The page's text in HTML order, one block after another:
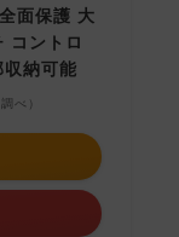
面保護 大
コントロ
納可能
べ）